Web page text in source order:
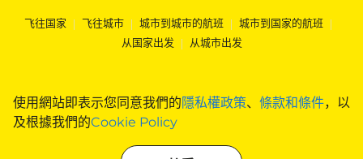
使用網站即表示您同意我們的隱私權政策、 條款和條件，以
及根據我們的Cookie Policy
飞往国家 | 飞往城市 | 城市到城市的航班 | 城市到国家的航班 |
从国家出发 | 从城市出发